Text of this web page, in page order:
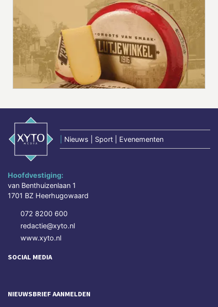
Nieuws | Sport | Evenementen
Hoofdvestiging:
van Benthuizenlaan 1
1701 BZ Heerhugowaard
072 8200 600
redactie@xyto.nl
www.xyto.nl
SOCIAL MEDIA
NIEUWSBRIEF AANMELDEN